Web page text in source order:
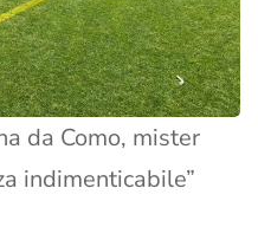
da Como, mister
indimenticabile”